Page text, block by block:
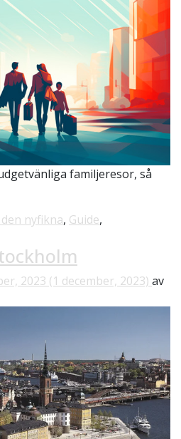
familjeresor, så
den nyfikna, Guide,
2023 (1 december, 2023) av